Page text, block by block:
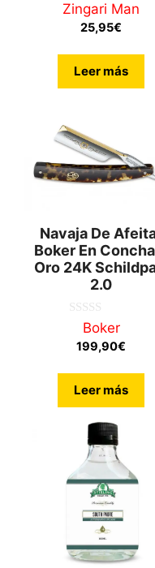
4.00
de 5
Zingari Man
25,95€
Leer más
Navaja De
Boker En
Oro 24K
2.0
Boker
199,90€
Leer más